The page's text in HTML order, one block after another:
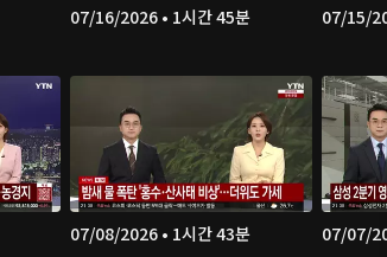
07/16/2026 • 1시간 45분 07/15/
07/08/2026 • 1시간 43분 07/07/